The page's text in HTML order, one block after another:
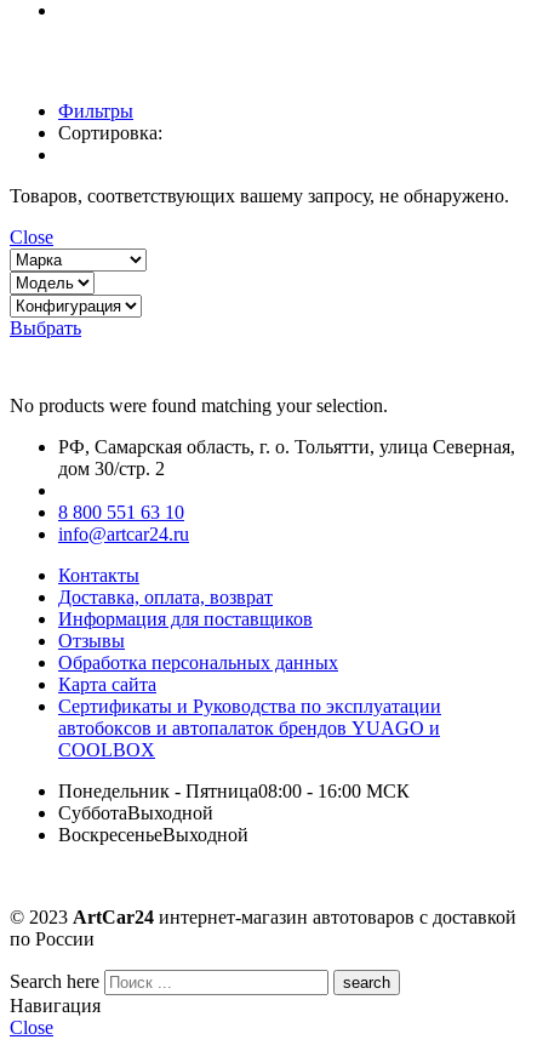
Фильтры
Сортировка:
Товаров, соответствующих вашему запросу, не обнаружено.
Close
Выбрать
No products were found matching your selection.
РФ, Самарская область, г. о. Тольятти, улица Северная,
дом 30/стр. 2
8 800 551 63 10
info@artcar24.ru
Контакты
Доставка, оплата, возврат
Информация для поставщиков
Отзывы
Обработка персональных данных
Карта сайта
Сертификаты и Руководства по эксплуатации
автобоксов и автопалаток брендов YUAGO и
COOLBOX
Понедельник - Пятница08:00 - 16:00 МСК
СубботаВыходной
ВоскресеньеВыходной
© 2023 ArtCar24 интернет-магазин автотоваров с доставкой
по России
Search here
Навигация
Close